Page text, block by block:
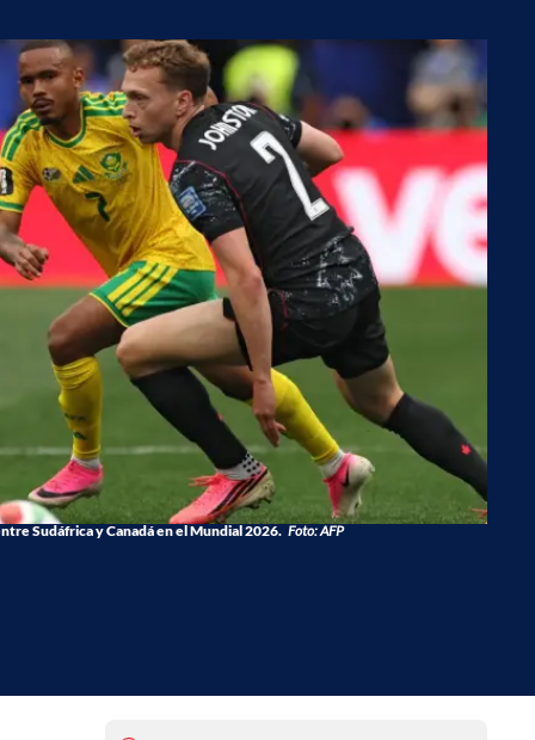
Sudáfrica y Canadá en el Mundial 2026. Foto: AFP